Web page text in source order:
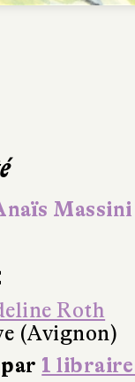
Massini
Roth
(Avignon)
1